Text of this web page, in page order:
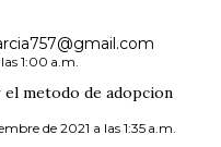
1:00 a.m.
metodo de adopcion
de 2021 a las 1:35 a.m.